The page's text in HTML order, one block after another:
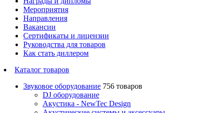
Мероприятия
Направления
Вакансии
Сертификаты и лицензии
Руководства для товаров
Как стать диллером
Каталог товаров
Звуковое оборудование 756 товаров
DJ оборудование
Акустика - NewTec Design